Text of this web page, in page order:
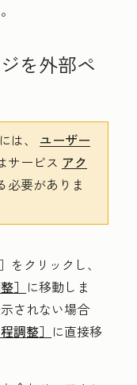
を外部ペ
は、 ユーザー
サービス アク
必要がありま
をクリックし、
］ に移動しま
されない場合
調整］ に直接移